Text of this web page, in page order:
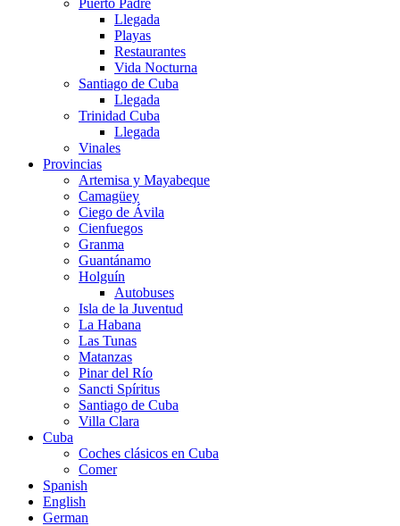
Puerto Padre
Llegada
Playas
Restaurantes
Vida Nocturna
Santiago de Cuba
Llegada
Trinidad Cuba
Llegada
Vinales
Provincias
Artemisa y Mayabeque
Camagüey
Ciego de Ávila
Cienfuegos
Granma
Guantánamo
Holguín
Autobuses
Isla de la Juventud
La Habana
Las Tunas
Matanzas
Pinar del Río
Sancti Spíritus
Santiago de Cuba
Villa Clara
Cuba
Coches clásicos en Cuba
Comer
Spanish
English
German